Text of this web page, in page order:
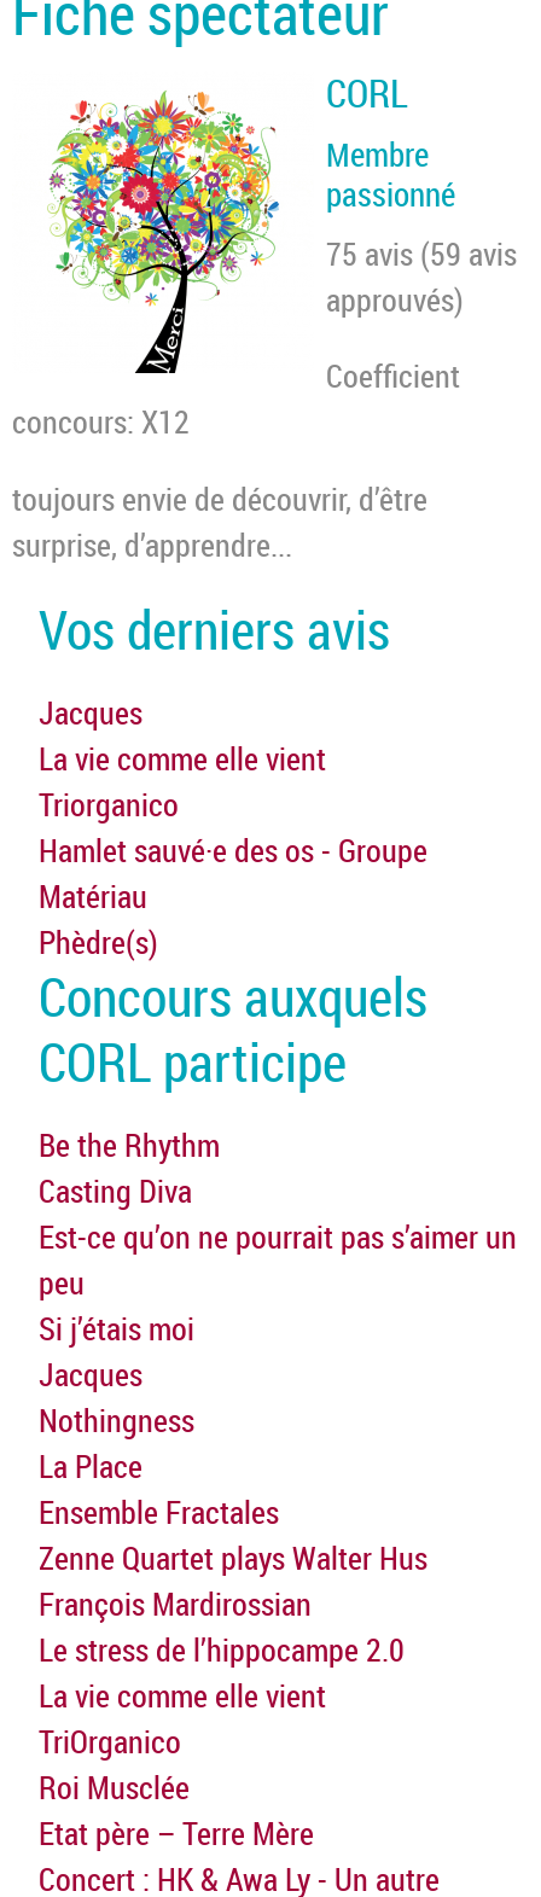
CORL
Membre
passionné
75 avis (59 avis
approuvés)
Coefficient
concours: X12
toujours envie de découvrir, d’être
surprise, d’apprendre...
Vos derniers avis
Jacques
La vie comme elle vient
Triorganico
Hamlet sauvé·e des os - Groupe
Matériau
Phèdre(s)
Concours auxquels
CORL participe
Be the Rhythm
Casting Diva
Est-ce qu’on ne pourrait pas s’aimer un
peu
Si j’étais moi
Jacques
Nothingness
La Place
Ensemble Fractales
Zenne Quartet plays Walter Hus
François Mardirossian
Le stress de l’hippocampe 2.0
La vie comme elle vient
TriOrganico
Roi Musclée
Etat père – Terre Mère
Concert : HK & Awa Ly - Un autre